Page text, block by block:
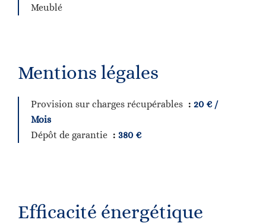
Meublé
Mentions légales
Provision sur charges récupérables
20 € /
Mois
Dépôt de garantie
380 €
Efficacité énergétique